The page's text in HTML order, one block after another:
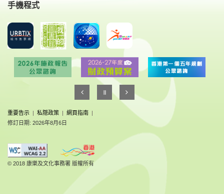
手機程式
重要告示 | 私隠政策 | 網頁指南 |
修訂日期: 2026年8月6日
© 2018 康樂及文化事務署 版權所有